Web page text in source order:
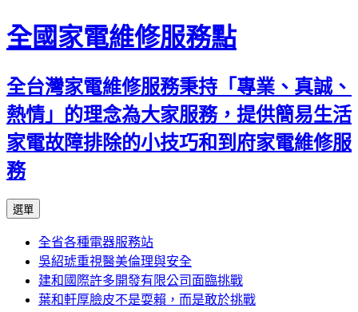
全國家電維修服務點
全台灣家電維修服務秉持「專業、真誠、
熱情」的理念為大家服務，提供簡易生活
家電故障排除的小技巧和到府家電維修服
務
選單
主
要
內
容
全省各種電器服務站
吳紹琥重視醫美倫理與安全
建和國際許多開發有限公司面臨挑戰
葉和軒厚臉皮不是耍賴，而是敢於挑戰